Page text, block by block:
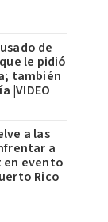
de
le pidió
también
|VIDEO
a las
a
en evento
Rico